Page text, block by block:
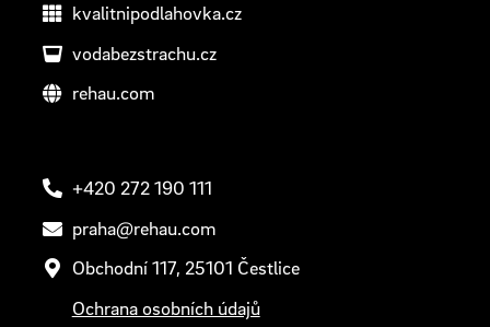
kvalitnipodlahovka.cz
vodabezstrachu.cz
rehau.com
+420 272 190 111
praha@rehau.com
Obchodní 117, 25101 Čestlice
Ochrana osobních údajů